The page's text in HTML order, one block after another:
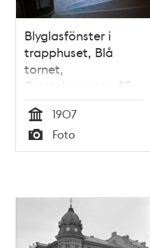
Blyglasfönster i
trapphuset, Blå
tornet,
Drottninggatan 85.
Tid
1907
Typ
Foto